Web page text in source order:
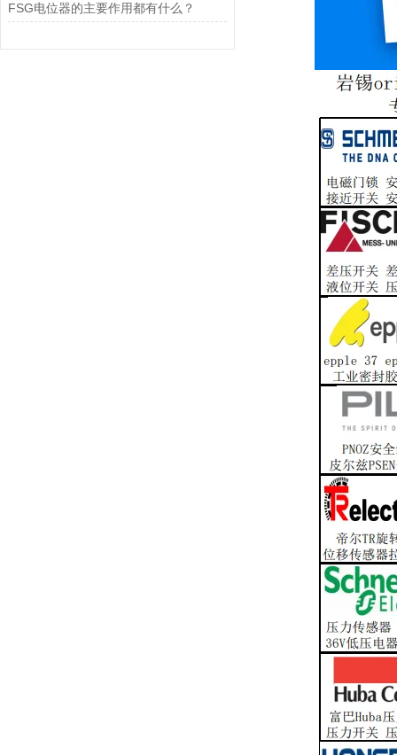
FSG电位器的主要作用都有什么？